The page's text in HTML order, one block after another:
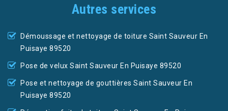
Autres services
Démoussage et nettoyage de toiture Saint Sauveur En
Puisaye 89520
Pose de velux Saint Sauveur En Puisaye 89520
Pose et nettoyage de gouttières Saint Sauveur En
Puisaye 89520